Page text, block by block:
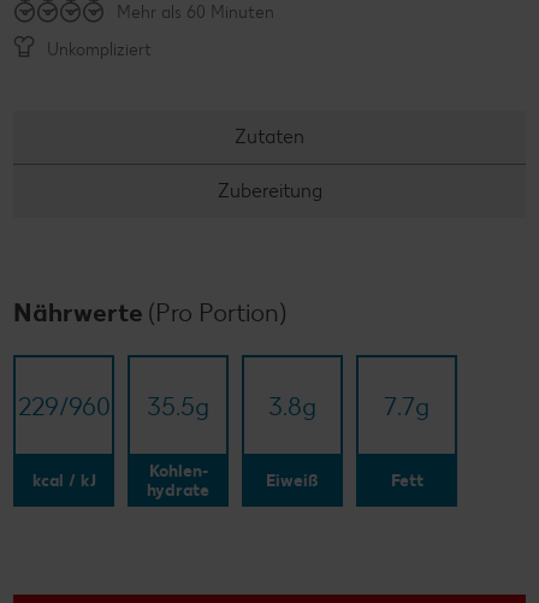
Mehr als 60 Minuten
Unkompliziert
Zutaten
Zubereitung
Nährwerte (Pro Portion)
229/​960
kcal / kJ
35.5g
Kohlen-
hydrate
3.8g
Eiweiß
7.7g
Fett